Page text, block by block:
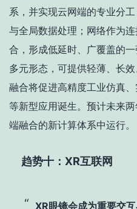
系，并实现云网端的专业分
与全局数据处理；网络作为
合，形成低延时、广覆盖的
多元形态，可提供轻薄、长
融合将促进高精度工业仿真
等新型应用诞生。预计未来
端融合的新计算体系中运行。
趋势十：XR互联网
XR眼镜会成为重要交